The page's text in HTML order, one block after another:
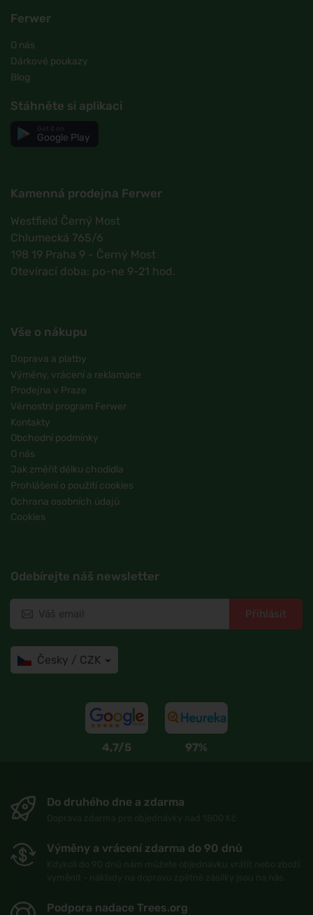
Ferwer
O nás
Dárkové poukazy
Blog
Stáhněte si aplikaci
Google Play
Kamenná prodejna Ferwer
Westfield Černý Most
Chlumecká 765/6
198 19 Praha 9 - Černý Most
Otevírací doba: po-ne 9-21 hod.
Vše o nákupu
Doprava a platby
Výměny, vrácení a reklamace
Prodejna v Praze
Věrnostní program Ferwer
Kontakty
Obchodní podmínky
O nás
Jak změřit délku chodidla
Prohlášení o použití cookies
Ochrana osobních údajů
Cookies
Odebírejte náš newsletter
Přihlásit
Česky / CZK
4,7/5 97%
Do druhého dne a zdarma
Výměny a vrácení zdarma do 90 dnů
Podpora nadace Trees.org